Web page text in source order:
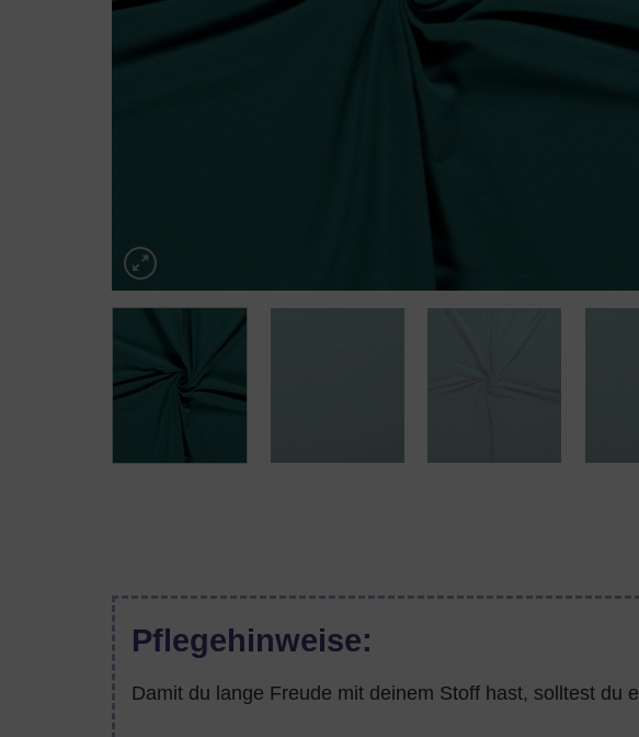
Pflegehinweise:
Damit du lange Freude mit deinem Stoff hast, solltest du